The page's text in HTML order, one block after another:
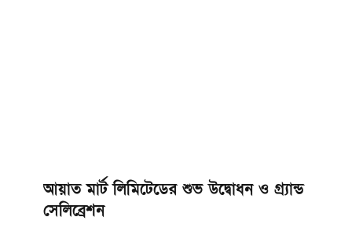
আয়াত মার্ট লিমিটেডের শুভ উদ্বোধন ও গ্র্যান্ড
সেলিব্রেশন